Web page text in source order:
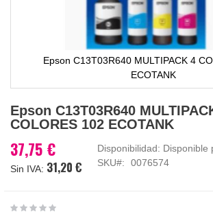
Epson C13T03R640 MULTIPACK 4
ECOTANK
al
comienzo
la
galería
Epson C13T03R640
COLORES 102 ECOTANK
37,75 €
31,20 €
Disponibilidad: Disponible
SKU
0076574